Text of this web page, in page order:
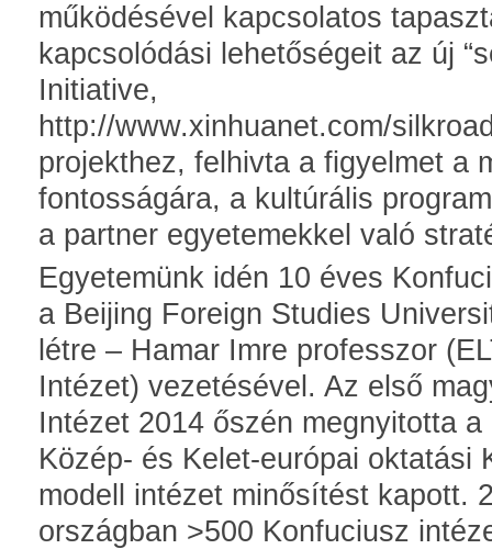
működésével kapcsolatos
kapcsolódási lehetőségeit az új
Initiative,
http://www.xinhuanet.com/
projekthez, felhivta a figyelmet a
fontosságára, a kultúrális
a partner egyetemekkel való
Egyetemünk idén 10 éves
a Beijing Foreign Studies
létre – Hamar Imre professzor
Intézet) vezetésével. Az első
Intézet 2014 őszén megnyitotta
Közép- és Kelet-európai oktatási
modell intézet minősítést kapott.
országban >500 Konfuciusz